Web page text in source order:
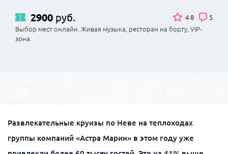
2900 руб. 4.8
5
Выбор мест онлайн. Живая музыка, ресторан на борту, VIP-
зона.
Развлекательные круизы по Неве на теплоходах
группы компаний «Астра Марин» в этом году уже